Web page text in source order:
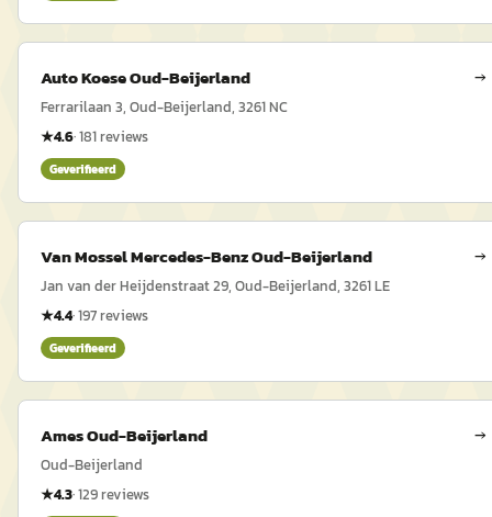
Auto Koese Oud-Beijerland →
Ferrarilaan 3, Oud-Beijerland, 3261 NC
★4.6·181reviews
Geverifieerd
Van Mossel Mercedes-Benz Oud-Beijerland →
Jan van der Heijdenstraat 29, Oud-Beijerland, 3261 LE
★4.4·197reviews
Geverifieerd
Ames Oud-Beijerland →
Oud-Beijerland
★4.3·129reviews